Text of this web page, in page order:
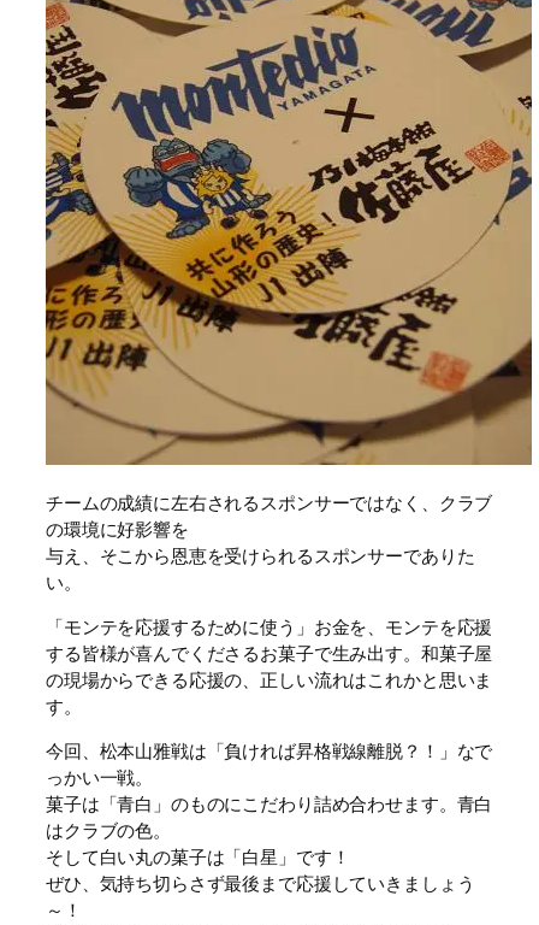
チームの成績に左右されるスポンサーではなく、クラブ
の環境に好影響を
与え、そこから恩恵を受けられるスポンサーでありた
い。
「モンテを応援するために使う」お金を、モンテを応援
する皆様が喜んでくださるお菓子で生み出す。和菓子屋
の現場からできる応援の、正しい流れはこれかと思いま
す。
今回、松本山雅戦は「負ければ昇格戦線離脱？！」なで
っかい一戦。
菓子は「青白」のものにこだわり詰め合わせます。青白
はクラブの色。
そして白い丸の菓子は「白星」です！
ぜひ、気持ち切らさず最後まで応援していきましょう
～！